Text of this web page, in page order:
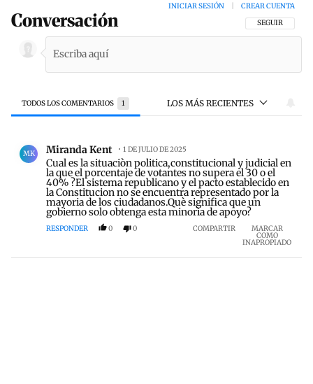
Conversación SIGA ESTA
SEGUIR
INICIAR SESIÓN CREAR CUENTA
TODOS LOS COMENTARIOS 1 LOS MÁS RECIENTES
Todos los comentarios
MK Miranda Kent 1 DE JULIO DE 2025
Cual es la situaciòn politica,constitucional y judicial en
la que el porcentaje de votantes no supera el 30 o el
40% ?El sistema republicano y el pacto establecido en
la Constitucion no se encuentra representado por la
mayoria de los ciudadanos.Què significa que un
gobierno solo obtenga esta minorìa de apoyo?
RESPONDER 0 0 COMPARTIR MARCAR
COMO
INAPROPIADO